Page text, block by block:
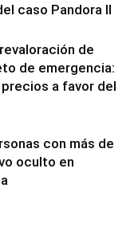
caso Pandora II
de
de emergencia:
a favor del
con más de
oculto en